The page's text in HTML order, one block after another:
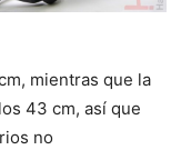
mientras que la
43 cm, así que
no